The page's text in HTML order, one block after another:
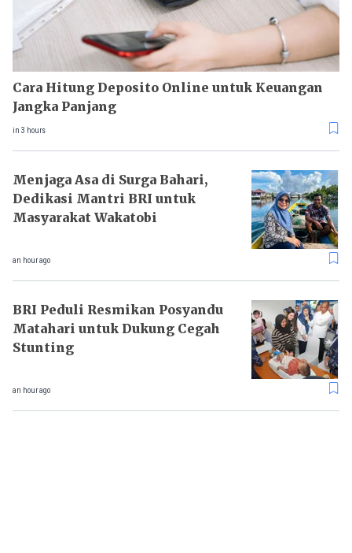
Cara Hitung Deposito Online untuk Keuangan
Jangka Panjang
in 3 hours
Menjaga Asa di Surga Bahari,
Dedikasi Mantri BRI untuk
Masyarakat Wakatobi
an hour ago
BRI Peduli Resmikan Posyandu
Matahari untuk Dukung Cegah
Stunting
an hour ago